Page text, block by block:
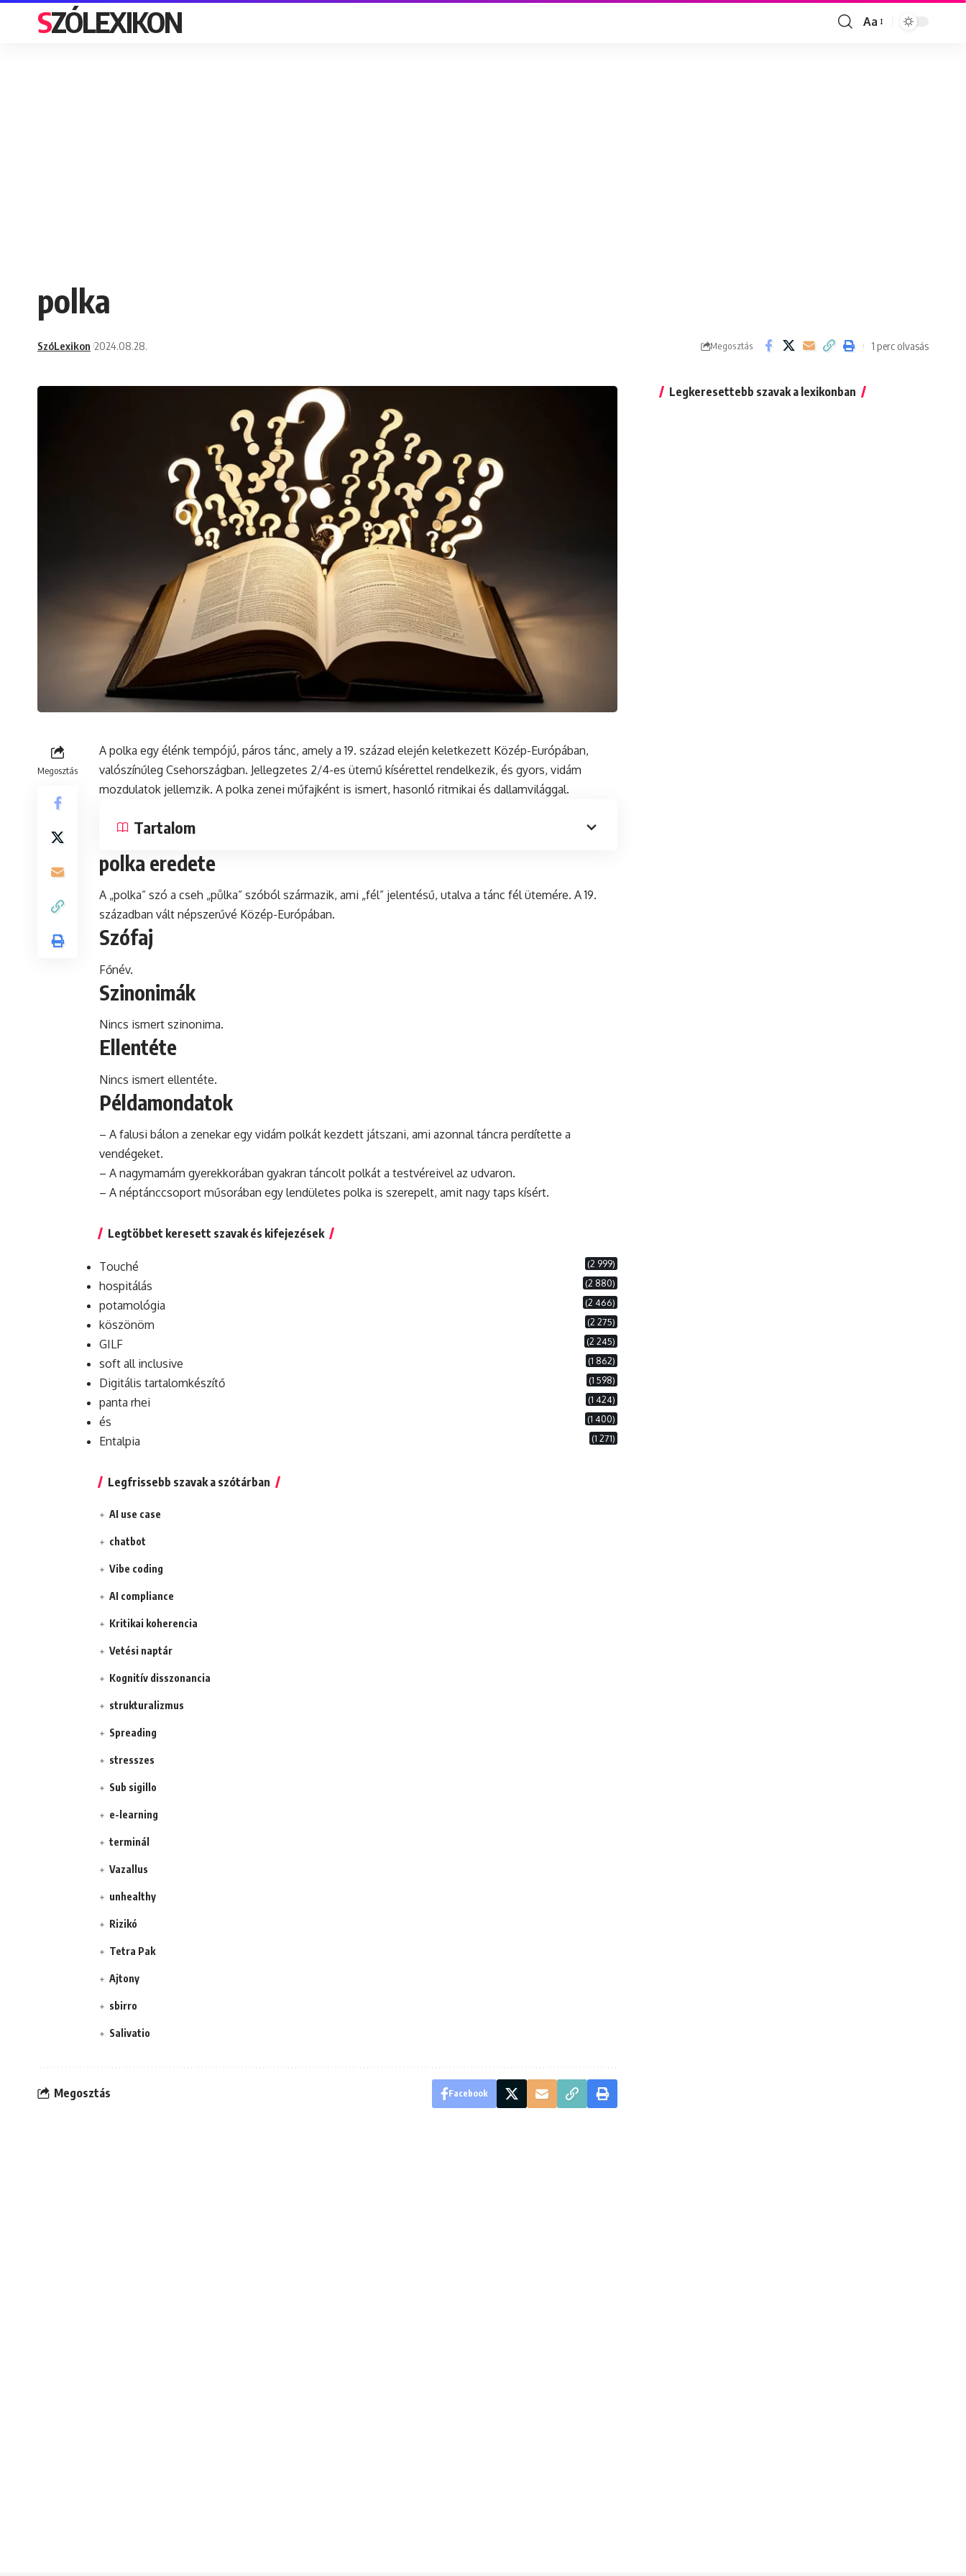
SZÓLEXIKON
Font
Aa
polka
SzóLexikon 2024.08.28. Megosztás 1 perc olvasás
Megosztás
A polka egy élénk tempójú, páros tánc, amely a 19. század elején keletkezett Közép-Európában,
valószínűleg Csehországban. Jellegzetes 2/4-es ütemű kísérettel rendelkezik, és gyors, vidám
mozdulatok jellemzik. A polka zenei műfajként is ismert, hasonló ritmikai és dallamvilággal.
Tartalom
polka eredete
A „polka” szó a cseh „půlka” szóból származik, ami „fél” jelentésű, utalva a tánc fél ütemére. A 19.
században vált népszerűvé Közép-Európában.
Szófaj
Főnév.
Szinonimák
Nincs ismert szinonima.
Ellentéte
Nincs ismert ellentéte.
Példamondatok
– A falusi bálon a zenekar egy vidám polkát kezdett játszani, ami azonnal táncra perdítette a
vendégeket.
– A nagymamám gyerekkorában gyakran táncolt polkát a testvéreivel az udvaron.
– A néptánccsoport műsorában egy lendületes polka is szerepelt, amit nagy taps kísért.
Legtöbbet keresett szavak és kifejezések
Touché (2 999)
hospitálás (2 880)
potamológia (2 466)
köszönöm (2 275)
GILF (2 245)
soft all inclusive (1 862)
Digitális tartalomkészítő (1 598)
panta rhei (1 424)
és (1 400)
Entalpia (1 271)
Legfrissebb szavak a szótárban
AI use case
chatbot
Vibe coding
AI compliance
Kritikai koherencia
Vetési naptár
Kognitív disszonancia
strukturalizmus
Spreading
stresszes
Sub sigillo
e-learning
terminál
Vazallus
unhealthy
Rizikó
Tetra Pak
Ajtony
sbirro
Salivatio
Megosztás Facebook
Legkeresettebb szavak a lexikonban